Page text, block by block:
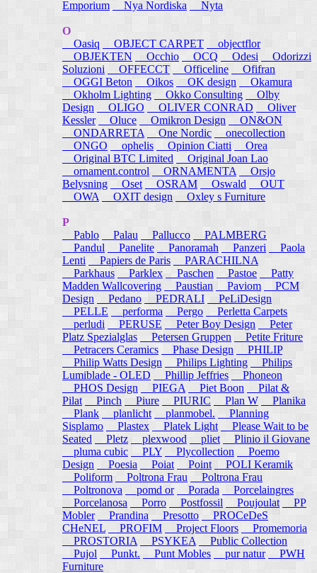
Emporium
Nya Nordiska Nyta
O
Oasiq
OBJECT CARPET
objectflor
OBJEKTEN
Occhio OCQ Odesi
Odorizzi
Soluzioni
OFFECCT Officeline
Ofifran
OGGI Beton
Oikos OK design
Okamura
Okholm Lighting
Okko Consulting
Olby
Design
OLIGO OLIVER CONRAD
Oliver
Kessler
Oluce Omikron Design
ON&ON
ONDARRETA
One Nordic
onecollection
ONGO
ophelis Opinion Ciatti
Orea
Original BTC Limited
Original Joan Lao
ornament.control
ORNAMENTA
Orsjo
Belysning
Oset OSRAM Oswald
OUT
OWA
OXIT design Oxley s Furniture
P
Pablo
Palau Pallucco
PALMBERG
Pandul
Panelite Panoramah Panzeri
Paola
Lenti
Papiers de Paris
PARACHILNA
Parkhaus
Parklex Paschen Pastoe
Patty
Madden Wallcovering
Paustian Paviom
PCM
Design
Pedano PEDRALI
PeLiDesign
PELLE
performa Pergo
Perletta Carpets
perludi
PERUSE Peter Boy Design
Peter
Platz Spezialglas
Petersen Gruppen
Petite Friture
Petracers Ceramics
Phase Design
PHILIP
Philip Watts Design
Philips Lighting
Philips
Lumiblade - OLED
Phillip Jeffries
Phoneon
PHOS Design
PIEGA Piet Boon
Pilat &
Pilat
Pinch Piure PIURIC Plan W
Planika
Plank
planlicht planmobel. Planning
Sisplamo
Plastex Platek Light
Please Wait to be
Seated
Pletz plexwood pliet
Plinio il Giovane
pluma cubic
PLY Plycollection
Poemo
Design
Poesia Poiat Point
POLI Keramik
Poliform
Poltrona Frau
Poltrona Frau
Poltronova
pomd or Porada
Porcelaingres
Porcelanosa
Porro Postfossil Poujoulat
PP
Mobler
Prandina Presotto
PROCeDeS
CHeNEL
PROFIM Project Floors
Promemoria
PROSTORIA
PSYKEA
Public Collection
Pujol
Punkt. Punt Mobles pur natur
PWH
Furniture